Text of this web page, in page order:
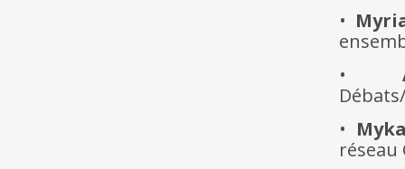
•
•
•
réseau